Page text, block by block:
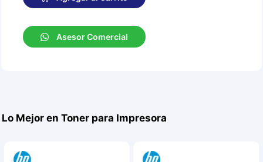
Asesor Comercial
Lo Mejor en Toner para Impresora